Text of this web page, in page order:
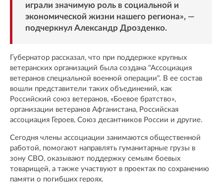
играли значимую роль в социальной и
экономической жизни нашего региона», —
подчеркнул Александр Дрозденко.
Губернатор рассказал, что при поддержке крупных
ветеранских организаций была создана "Ассоциация
ветеранов специальной военной операции". В ее состав
вошли представители таких объединений, как
Российский союз ветеранов, «Боевое братство»,
организации ветеранов Афганистана, Российская
ассоциация Героев, Союз десантников России и другие.
Сегодня члены ассоциации занимаются общественной
работой, помогают направлять гуманитарные грузы в
зону СВО, оказывают поддержку семьям боевых
товарищей, а также участвуют в проектах по сохранению
памяти о погибших героях.